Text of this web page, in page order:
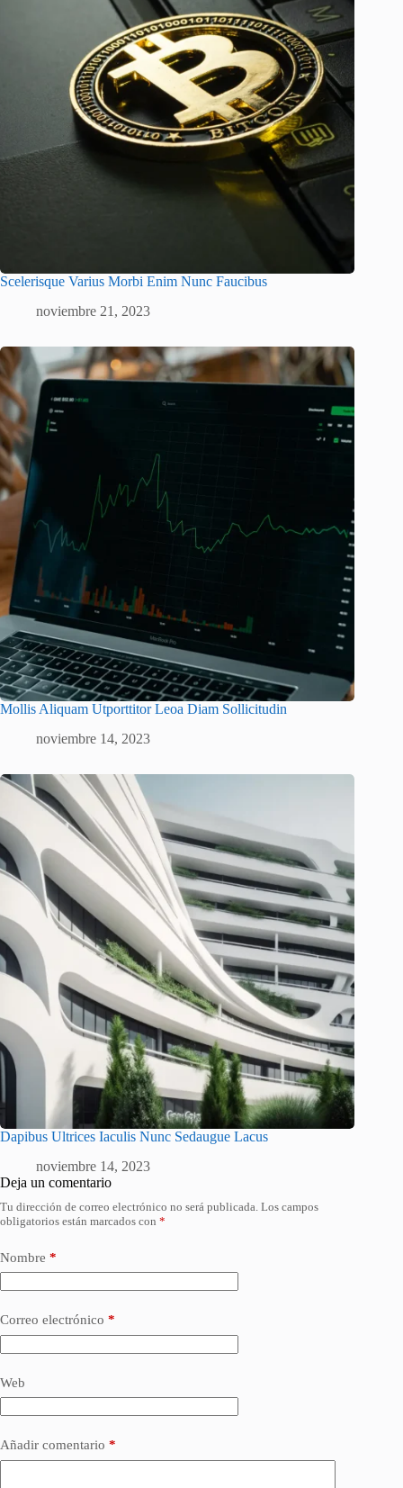
Scelerisque Varius Morbi Enim Nunc Faucibus
noviembre 21, 2023
Mollis Aliquam Utporttitor Leoa Diam Sollicitudin
noviembre 14, 2023
Dapibus Ultrices Iaculis Nunc Sedaugue Lacus
noviembre 14, 2023
Deja un comentario
Tu dirección de correo electrónico no será publicada. Los campos
obligatorios están marcados con *
Nombre *
Correo electrónico *
Web
Añadir comentario *